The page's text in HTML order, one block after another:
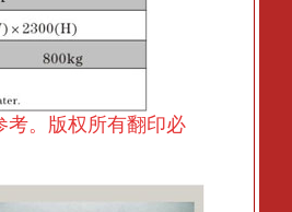
考。版权所有翻印必